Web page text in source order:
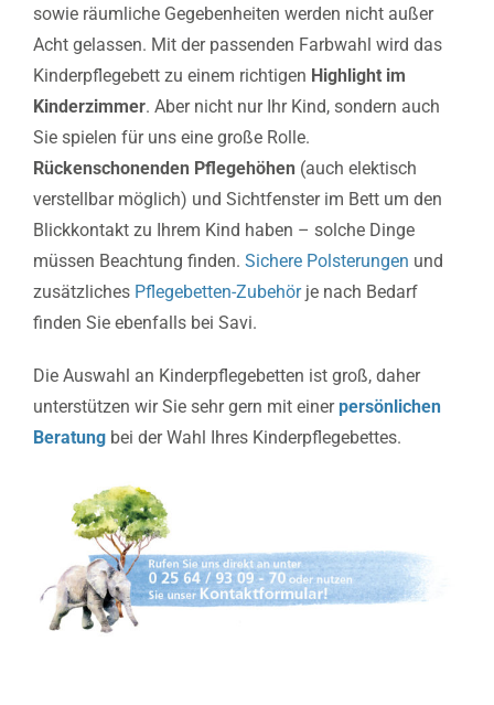
sowie räumliche Gegebenheiten werden nicht außer
Acht gelassen. Mit der passenden Farbwahl wird das
Kinderpflegebett zu einem richtigen Highlight im
Kinderzimmer. Aber nicht nur Ihr Kind, sondern auch
Sie spielen für uns eine große Rolle.
Rückenschonenden Pflegehöhen (auch elektisch
verstellbar möglich) und Sichtfenster im Bett um den
Blickkontakt zu Ihrem Kind haben – solche Dinge
müssen Beachtung finden. Sichere Polsterungen und
zusätzliches Pflegebetten-Zubehörje nach Bedarf
finden Sie ebenfalls bei Savi.
Die Auswahl an Kinderpflegebetten ist groß, daher
unterstützen wir Sie sehr gern mit einerpersönlichen
Beratung bei der Wahl Ihres Kinderpflegebettes.